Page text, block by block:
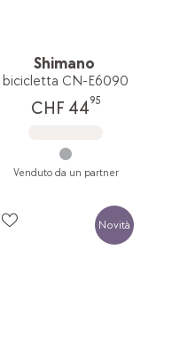
Shimano
bicicletta CN-E6090
CHF 4495
Venduto da un partner
Novità